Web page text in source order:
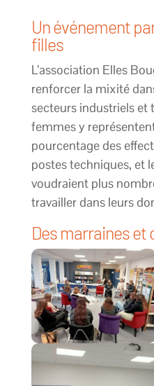
Un événement
filles
L’association Elles
renforcer la mixité
secteurs industriels et
femmes y
pourcentage des
postes techniques, et
voudraient plus
travailler dans leurs
Des marraines et